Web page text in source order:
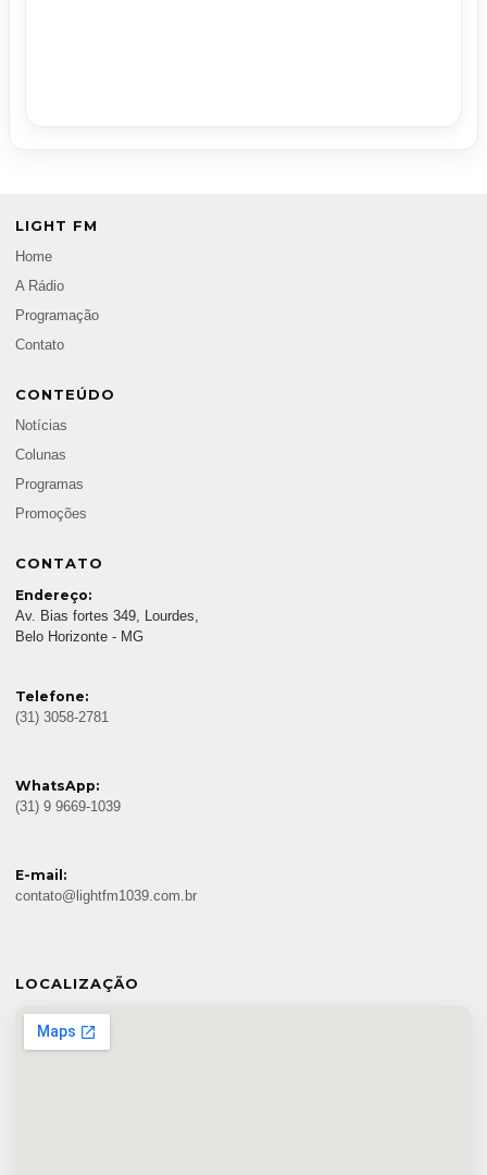
LIGHT FM
Home
A Rádio
Programação
Contato
CONTEÚDO
Notícias
Colunas
Programas
Promoções
CONTATO
Endereço:
Av. Bias fortes 349, Lourdes,
Belo Horizonte - MG
Telefone:
(31) 3058-2781
WhatsApp:
(31) 9 9669-1039
E-mail:
contato@lightfm1039.com.br
LOCALIZAÇÃO